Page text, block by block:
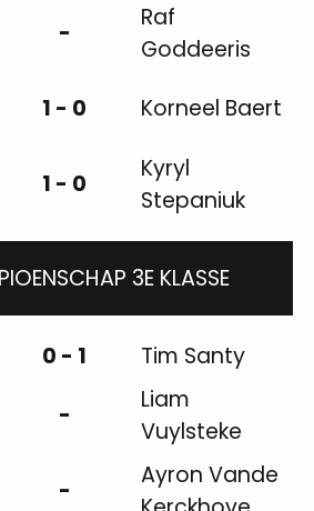
-
Raf
Goddeeris
1 - 0
Korneel Baert
1 - 0
Kyryl
Stepaniuk
3E KLASSE
0 - 1
Tim Santy
-
Liam
Vuylsteke
-
Ayron Vande